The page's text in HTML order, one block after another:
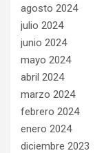
agosto 2024
julio 2024
junio 2024
mayo 2024
abril 2024
marzo 2024
febrero 2024
enero 2024
diciembre 2023